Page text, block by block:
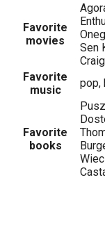
Favorite
movies
Sen
Favorite
music
pop,
Favorite
books